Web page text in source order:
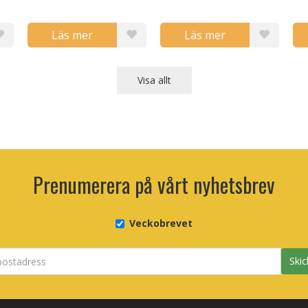
Läs mer Läs mer
Visa allt
Prenumerera på vårt nyhetsbrev
Veckobrevet